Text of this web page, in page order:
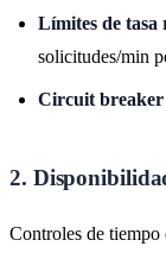
Límites de tasa
solicitudes/min
Circuit
2.
Controles de